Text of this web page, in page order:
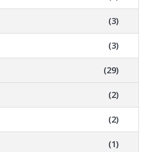
(3)
(3)
(29)
(2)
(2)
(1)